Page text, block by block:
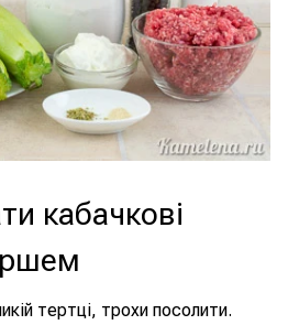
кабачкові
тертці, трохи посолити.